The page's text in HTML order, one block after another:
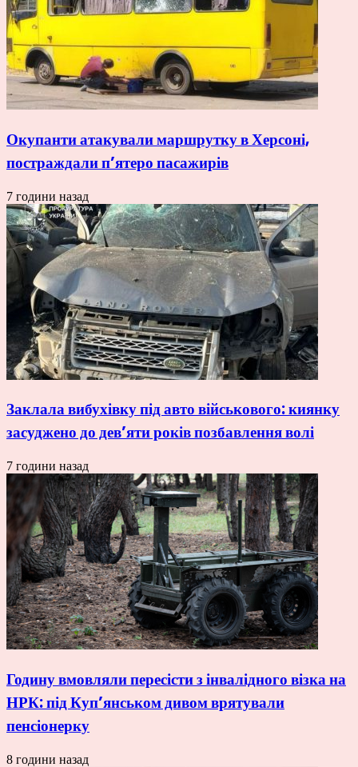
Окупанти атакували маршрутку в Херсоні,
постраждали п’ятеро пасажирів
7 години назад
Заклала вибухівку під авто військового: киянку
засуджено до дев’яти років позбавлення волі
7 години назад
Годину вмовляли пересісти з інвалідного візка на
НРК: під Куп’янськом дивом врятували
пенсіонерку
8 години назад